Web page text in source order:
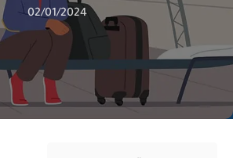
02/01/2024